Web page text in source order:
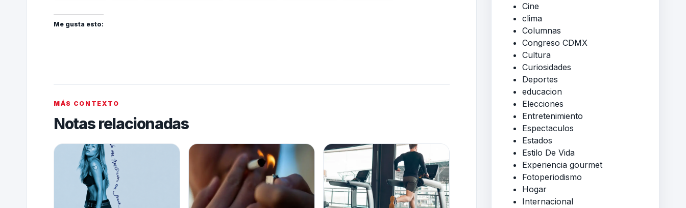
Me gusta esto:
MÁS CONTEXTO
Notas relacionadas
Cine
clima
Columnas
Congreso CDMX
Cultura
Curiosidades
Deportes
educacion
Elecciones
Entretenimiento
Espectaculos
Estados
Estilo De Vida
Experiencia gourmet
Fotoperiodismo
Hogar
Internacional